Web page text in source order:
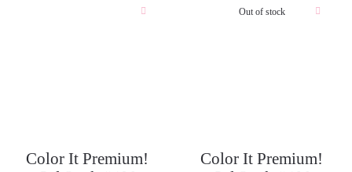
Color It Premium!
Out of stock
Color It Premium!